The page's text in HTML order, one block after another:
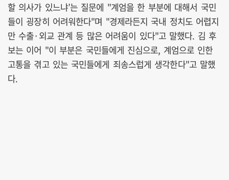
할 의사가 있느냐’는 질문에 "계엄을 한 부분에 대해서 국민
들이 굉장히 어려워한다"며 "경제라든지 국내 정치도 어렵지
만 수출·외교 관계 등 많은 어려움이 있다"고 말했다. 김 후
보는 이어 "이 부분은 국민들에게 진심으로, 계엄으로 인한
고통을 겪고 있는 국민들에게 죄송스럽게 생각한다"고 말했
다.